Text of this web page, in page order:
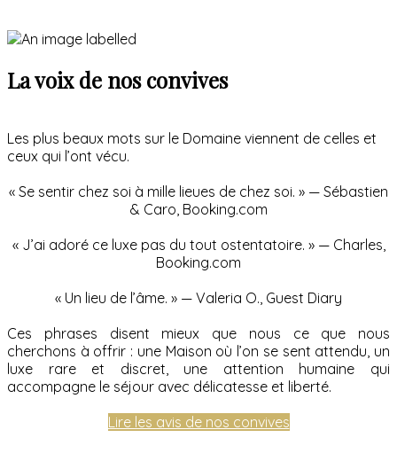
La voix de nos convives
Les plus beaux mots sur le Domaine viennent de celles et
ceux qui l’ont vécu.
« Se sentir chez soi à mille lieues de chez soi. » — Sébastien
& Caro, Booking.com
« J’ai adoré ce luxe pas du tout ostentatoire. » — Charles,
Booking.com
« Un lieu de l’âme. » — Valeria O., Guest Diary
Ces phrases disent mieux que nous ce que nous
cherchons à offrir : une Maison où l’on se sent attendu, un
luxe rare et discret, une attention humaine qui
accompagne le séjour avec délicatesse et liberté.
Lire les avis de nos convives